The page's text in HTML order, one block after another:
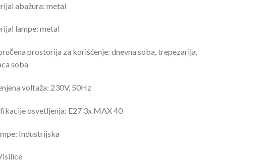
abažura: metal
lampe: metal
prostorija za korišćenje: dnevna soba, trepezarija,
soba
voltaža: 230V, 50Hz
osvetljenja: E27 3x MAX 40
Industrijska